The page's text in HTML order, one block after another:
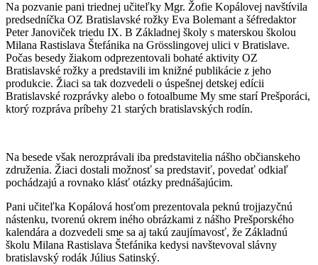
Na pozvanie pani triednej učiteľky Mgr. Žofie Kopálovej navštívila
predsedníčka OZ Bratislavské rožky Eva Bolemant a šéfredaktor
Peter Janoviček triedu IX. B Základnej školy s materskou školou
Milana Rastislava Štefánika na Grösslingovej ulici v Bratislave.
Počas besedy žiakom odprezentovali bohaté aktivity OZ
Bratislavské rožky a predstavili im knižné publikácie z jeho
produkcie. Žiaci sa tak dozvedeli o úspešnej detskej edícii
Bratislavské rozprávky alebo o fotoalbume My sme starí Prešporáci,
ktorý rozpráva príbehy 21 starých bratislavských rodín.
Na besede však nerozprávali iba predstavitelia nášho občianskeho
združenia. Žiaci dostali možnosť sa predstaviť, povedať odkiaľ
pochádzajú a rovnako klásť otázky prednášajúcim.
Pani učiteľka Kopálová hosťom prezentovala peknú trojjazyčnú
nástenku, tvorenú okrem iného obrázkami z nášho Prešporského
kalendára a dozvedeli sme sa aj takú zaujímavosť, že Základnú
školu Milana Rastislava Štefánika kedysi navštevoval slávny
bratislavský rodák Július Satinský.